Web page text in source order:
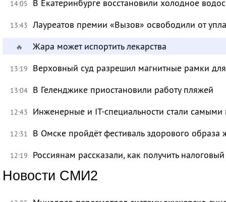
14:05 В Екатеринбурге восстановили холодное
13:43 Лауреатов премии «Вызов» освободили от
🔥 Жара может испортить лекарства
13:19 Верховный суд разрешил магнитные рамки
13:04 В Геленджике приостановили работу пляжей
12:43 Инженерные и IT-специальности стали
12:31 В Омске пройдёт фестиваль здорового
12:19 Россиянам рассказали, как получить
Новости СМИ2